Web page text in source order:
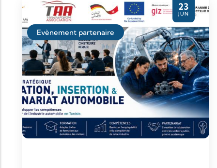
23
JUN
Evènement partenaire